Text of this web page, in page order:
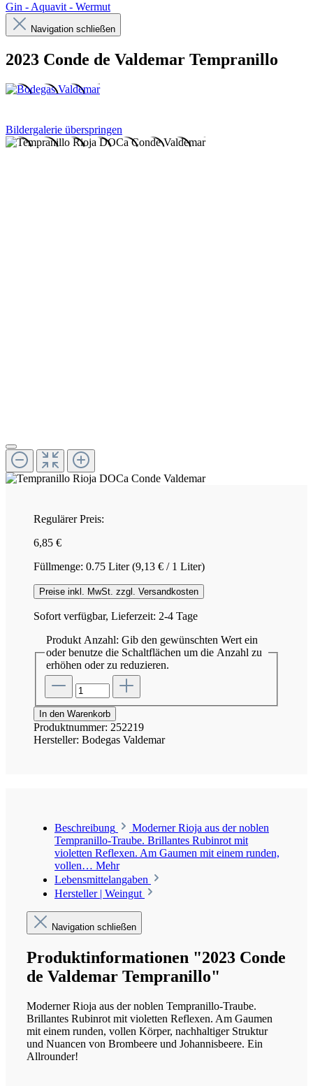
Gin - Aquavit - Wermut
Navigation schließen
2023 Conde de Valdemar Tempranillo
Bildergalerie überspringen
Regulärer Preis:
6,85 €
Füllmenge: 0.75 Liter(9,13 € / 1 Liter)
Preise inkl. MwSt. zzgl. Versandkosten
Sofort verfügbar, Lieferzeit: 2-4 Tage
Produkt Anzahl: Gib den gewünschten Wert ein
oder benutze die Schaltflächen um die Anzahl zu
erhöhen oder zu reduzieren.
In den Warenkorb
Produktnummer: 252219
Hersteller: Bodegas Valdemar
Beschreibung
Moderner Rioja aus der noblen
Tempranillo-Traube. Brillantes Rubinrot mit
violetten Reflexen. Am Gaumen mit einem runden,
vollen… Mehr
Lebensmittelangaben
Hersteller | Weingut
Navigation schließen
Produktinformationen "2023 Conde
de Valdemar Tempranillo"
Moderner Rioja aus der noblen Tempranillo-Traube.
Brillantes Rubinrot mit violetten Reflexen. Am Gaumen
mit einem runden, vollen Körper, nachhaltiger Struktur
und Nuancen von Brombeere und Johannisbeere. Ein
Allrounder!